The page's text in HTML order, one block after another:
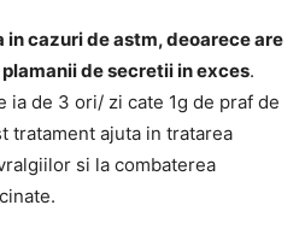
cazuri de astm, deoarece are
de secretii in exces.
ia de 3 ori/ zi cate 1g de praf de
tratament ajuta in tratarea
si la combaterea